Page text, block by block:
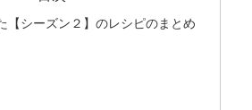
【シーズン２】のレシピのまとめ